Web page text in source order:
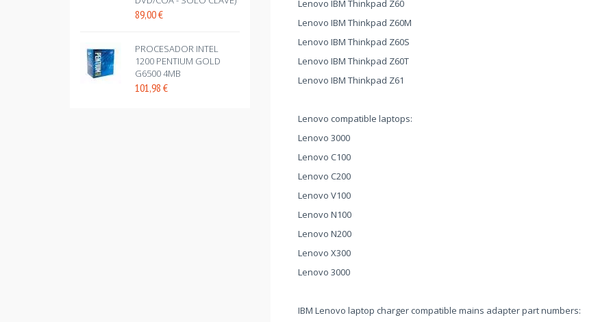
89,00€
PROCESADOR INTEL
1200 PENTIUM GOLD
G6500 4MB
101,98 €
Lenovo IBM Thinkpad Z60
Lenovo IBM Thinkpad Z60M
Lenovo IBM Thinkpad Z60S
Lenovo IBM Thinkpad Z60T
Lenovo IBM Thinkpad Z61
Lenovo compatible laptops:
Lenovo 3000
Lenovo C100
Lenovo C200
Lenovo V100
Lenovo N100
Lenovo N200
Lenovo X300
Lenovo 3000
IBM Lenovo laptop charger compatible mains adapter part numbers: